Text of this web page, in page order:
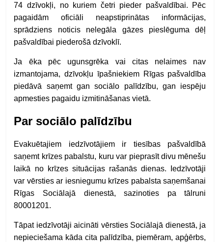
74 dzīvokļi, no kuriem četri pieder pašvaldībai. Pēc
pagaidām oficiāli neapstiprinātas informācijas,
sprādziens noticis nelegāla gāzes pieslēguma dēļ
pašvaldībai piederošā dzīvoklī.
Ja ēka pēc ugunsgrēka vai citas nelaimes nav
izmantojama, dzīvokļu īpašniekiem Rīgas pašvaldība
piedāvā saņemt gan sociālo palīdzību, gan iespēju
apmesties pagaidu izmitināšanas vietā.
Par sociālo palīdzību
Evakuētajiem iedzīvotājiem ir tiesības pašvaldībā
saņemt krīzes pabalstu, kuru var pieprasīt divu mēnešu
laikā no krīzes situācijas rašanās dienas. Iedzīvotāji
var vērsties ar iesniegumu krīzes pabalsta saņemšanai
Rīgas Sociālajā dienestā, sazinoties pa tālruni
80001201.
Tāpat iedzīvotāji aicināti vērsties Sociālajā dienestā, ja
nepieciešama kāda cita palīdzība, piemēram, apģērbs,